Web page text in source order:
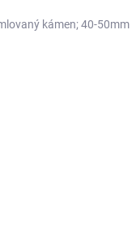
kámen; 40-50mm